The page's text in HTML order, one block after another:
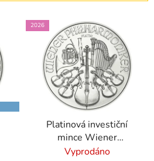
2026
Platinová investiční
mince Wiener
Philharmoniker 1/25 Oz
Vyprodáno